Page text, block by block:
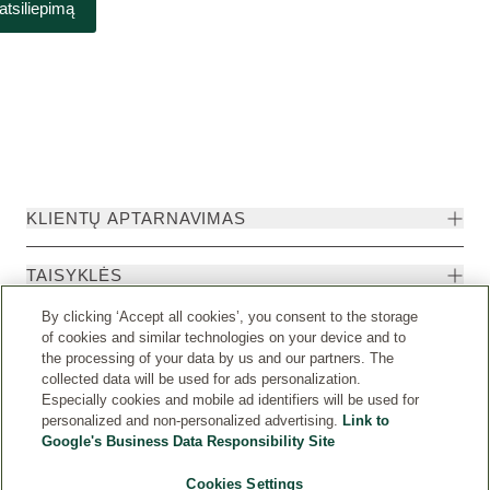
KLIENTŲ APTARNAVIMAS
TAISYKLĖS
By clicking ‘Accept all cookies’, you consent to the storage
of cookies and similar technologies on your device and to
the processing of your data by us and our partners. The
collected data will be used for ads personalization.
Especially cookies and mobile ad identifiers will be used for
personalized and non-personalized advertising. Link to
Google's Business Data Responsibility Site
Cookies Settings